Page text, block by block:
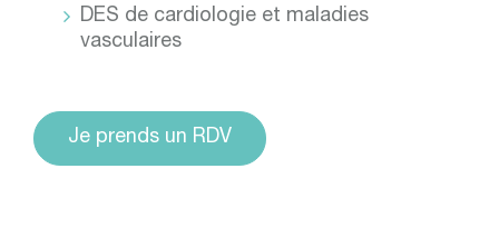
DES de cardiologie et maladies
vasculaires
Je prends un RDV